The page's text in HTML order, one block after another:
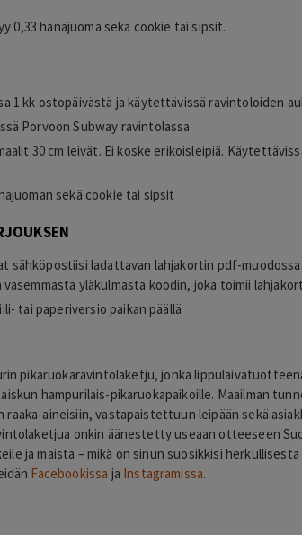
0,33 hanajuoma sekä cookie tai sipsit.
1 kk ostopäivästä ja käytettävissä ravintoloiden
Porvoon Subway ravintolassa
30 cm leivät. Ei koske erikoisleipiä.
sekä cookie tai sipsit
sähköpostiisi ladattavan lahjakortin pdf-
yläkulmasta koodin, joka toimii
tai paperiversio paikan päällä
pikaruokaravintolaketju, jonka
hampurilais-pikaruokapaikoille. Maailman
aineisiin, vastapaistettuun leipään sekä
onkin äänestetty useaan otteeseen
ja maista – mikä on sinun suosikkisi herkullisesta
Facebookissa ja Instagramissa.
ago
väitti, että alennus oli jo
K
Kirill